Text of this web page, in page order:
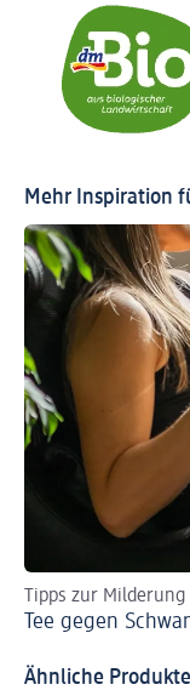
Mehr Inspiration
Tipps zur Milderung
Tee gegen
Ähnliche Produkte